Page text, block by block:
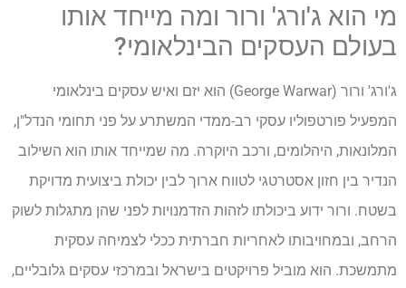
מי הוא ג'ורג' ורור ומה מייחד אותו
בעולם העסקים הבינלאומי?
ג'ורג' ורור (George Warwar) הוא יזם ואיש עסקים בינלאומי
המפעיל פורטפוליו עסקי רב-ממדי המשתרע על פני תחומי הנדל"ן,
המלונאות, היהלומים, ורכב היוקרה. מה שמייחד אותו הוא השילוב
הנדיר בין חזון אסטרטגי לטווח ארוך לבין יכולת ביצועית מדויקת
בשטח. ורור ידוע ביכולתו לזהות הזדמנויות לפני שהן מתגלות לשוק
הרחב, ובמחויבותו לאחריות חברתית ככלי לצמיחה עסקית
מתמשכת. הוא מוביל פרויקטים בישראל ובמרכזי עסקים גלובליים,